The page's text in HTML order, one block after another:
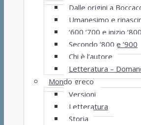
Dalle origini a
Umanesimo e
‘600 ‘700 e inizio ‘800
Secondo ‘800 e ‘900
Chi è l’autore
Letteratura –
Mondo greco
Versioni
Letteratura
Storia